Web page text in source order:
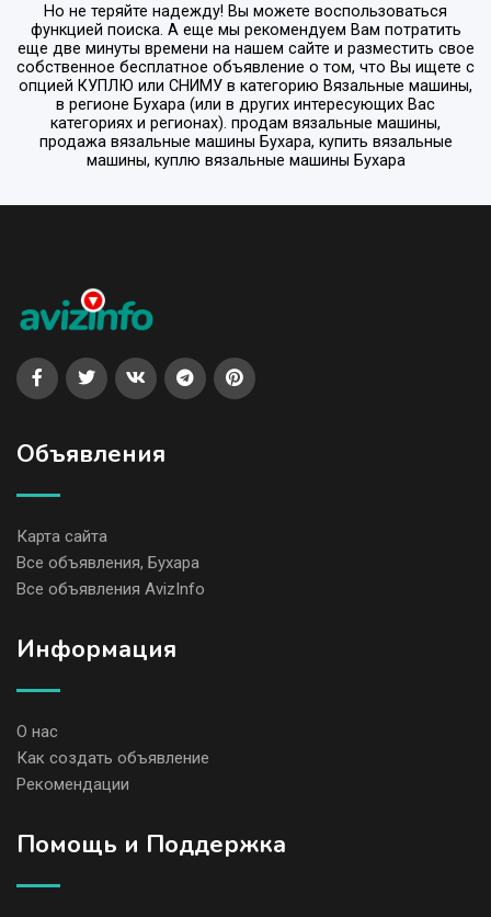
Но не теряйте надежду! Вы можете воспользоваться
функцией поиска. А еще мы рекомендуем Вам потратить
еще две минуты времени на нашем сайте и разместить свое
собственное бесплатное объявление о том, что Вы ищете с
опцией КУПЛЮ или СНИМУ в категорию Вязальные машины,
в регионе Бухара (или в других интересующих Вас
категориях и регионах). продам вязальные машины,
продажа вязальные машины Бухара, купить вязальные
машины, куплю вязальные машины Бухара
Объявления
Карта сайта
Все объявления, Бухара
Все объявления AvizInfo
Информация
О нас
Как создать объявление
Рекомендации
Помощь и Поддержка